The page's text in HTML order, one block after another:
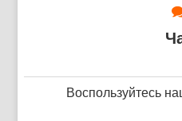
Воспользуйтесь